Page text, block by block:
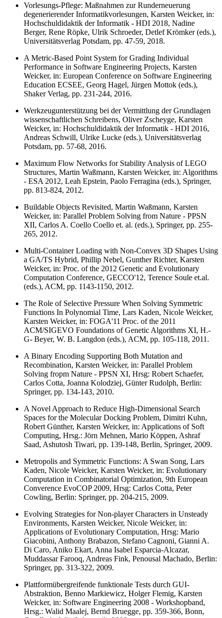
Vorlesungs-Pflege: Maßnahmen zur Runderneuerung
degenerierender Informatikvorlesungen, Karsten Weicker, in:
Hochschuldidaktik der Informatik - HDI 2018, Nadine
Berger, Rene Röpke, Ulrik Schroeder, Detlef Krömker (eds.),
Universitätsverlag Potsdam, pp. 47-59, 2018.
A Metric-Based Point System for Grading Individual
Performance in Software Engineering Projects, Karsten
Weicker, in: European Conference on Software Engineering
Education ECSEE, Georg Hagel, Jürgen Mottok (eds.),
Shaker Verlag, pp. 231-244, 2016.
Werkzeugunterstützung bei der Vermittlung der Grundlagen
wissenschaftlichen Schreibens, Oliver Zscheyge, Karsten
Weicker, in: Hochschuldidaktik der Informatik - HDI 2016,
Andreas Schwill, Ulrike Lucke (eds.), Universitätsverlag
Potsdam, pp. 57-68, 2016.
Maximum Flow Networks for Stability Analysis of LEGO
Structures, Martin Waßmann, Karsten Weicker, in: Algorithms
- ESA 2012, Leah Epstein, Paolo Ferragina (eds.), Springer,
pp. 813-824, 2012.
Buildable Objects Revisited, Martin Waßmann, Karsten
Weicker, in: Parallel Problem Solving from Nature - PPSN
XII, Carlos A. Coello Coello et. al. (eds.), Springer, pp. 255-
265, 2012.
Multi-Container Loading with Non-Convex 3D Shapes Using
a GA/TS Hybrid, Phillip Nebel, Gunther Richter, Karsten
Weicker, in: Proc. of the 2012 Genetic and Evolutionary
Computation Conference, GECCO'12, Terence Soule et.al.
(eds.), ACM, pp. 1143-1150, 2012.
The Role of Selective Pressure When Solving Symmetric
Functions In Polynomial Time, Lars Kaden, Nicole Weicker,
Karsten Weicker, in: FOGA'11 Proc. of the 2011
ACM/SIGEVO Foundations of Genetic Algorithms XI, H.-
G- Beyer, W. B. Langdon (eds.), ACM, pp. 105-118, 2011.
A Binary Encoding Supporting Both Mutation and
Recombination, Karsten Weicker, in: Parallel Problem
Solving fropm Nature - PPSN XI, Hrsg: Robert Schaefer,
Carlos Cotta, Joanna Kolodziej, Günter Rudolph, Berlin:
Springer, pp. 134-143, 2010.
A Novel Approach to Reduce High-Dimensional Search
Spaces for the Molecular Docking Problem, Dimitri Kuhn,
Robert Günther, Karsten Weicker, in: Applications of Soft
Computing, Hrsg.: Jörn Mehnen, Mario Köppen, Ashraf
Saad, Ashutosh Tiwari, pp. 139-148, Berlin, Springer, 2009.
Metropolis and Symmetric Functions: A Swan Song, Lars
Kaden, Nicole Weicker, Karsten Weicker, in: Evolutionary
Computation in Combinatorial Optimization, 9th European
Converence EvoCOP 2009, Hrsg: Carlos Cotta, Peter
Cowling, Berlin: Springer, pp. 204-215, 2009.
Evolving Strategies for Non-player Characters in Unsteady
Environments, Karsten Weicker, Nicole Weicker, in:
Applications of Evolutionary Computation, Hrsg: Mario
Giacobini, Anthony Brabazon, Stefano Cagnoni, Gianni A.
Di Caro, Aniko Ekart, Anna Isabel Esparcia-Alcazar,
Muddassar Farooq, Andreas Fink, Penousal Machado, Berlin:
Springer, pp. 313-322, 2009.
Plattformübergreifende funktionale Tests durch GUI-
Abstraktion, Benno Markiewicz, Holger Flemig, Karsten
Weicker, in: Software Engineering 2008 - Workshopband,
Hrsg.: Walid Maalej, Bernd Bruegge, pp. 359-366, Bonn,